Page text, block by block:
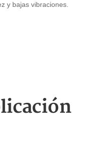
y bajas vibraciones.